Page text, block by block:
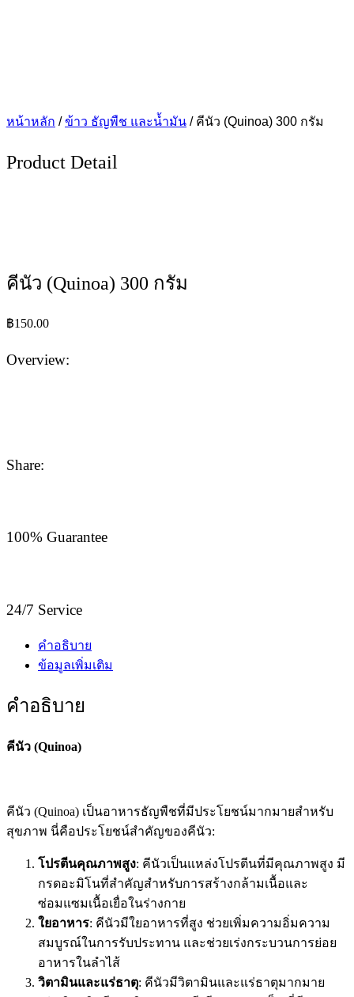
หน้าหลัก /ข้าว ธัญพืช และน้ำมัน / คีนัว (Quinoa) 300 กรัม
Product Detail
คีนัว (Quinoa) 300 กรัม
฿150.00
Overview:
Share:
100% Guarantee
24/7 Service
คำอธิบาย
ข้อมูลเพิ่มเติม
คำอธิบาย
คีนัว (Quinoa)
คีนัว (Quinoa) เป็นอาหารธัญพืชที่มีประโยชน์มากมายสำหรับ
สุขภาพ นี่คือประโยชน์สำคัญของคีนัว:
โปรตีนคุณภาพสูง: คีนัวเป็นแหล่งโปรตีนที่มีคุณภาพสูง มี
กรดอะมิโนที่สำคัญสำหรับการสร้างกล้ามเนื้อและ
ซ่อมแซมเนื้อเยื่อในร่างกาย
ใยอาหาร: คีนัวมีใยอาหารที่สูง ช่วยเพิ่มความอิ่มความ
สมบูรณ์ในการรับประทาน และช่วยเร่งกระบวนการย่อย
อาหารในลำไส้
วิตามินและแร่ธาตุ: คีนัวมีวิตามินและแร่ธาตุมากมาย